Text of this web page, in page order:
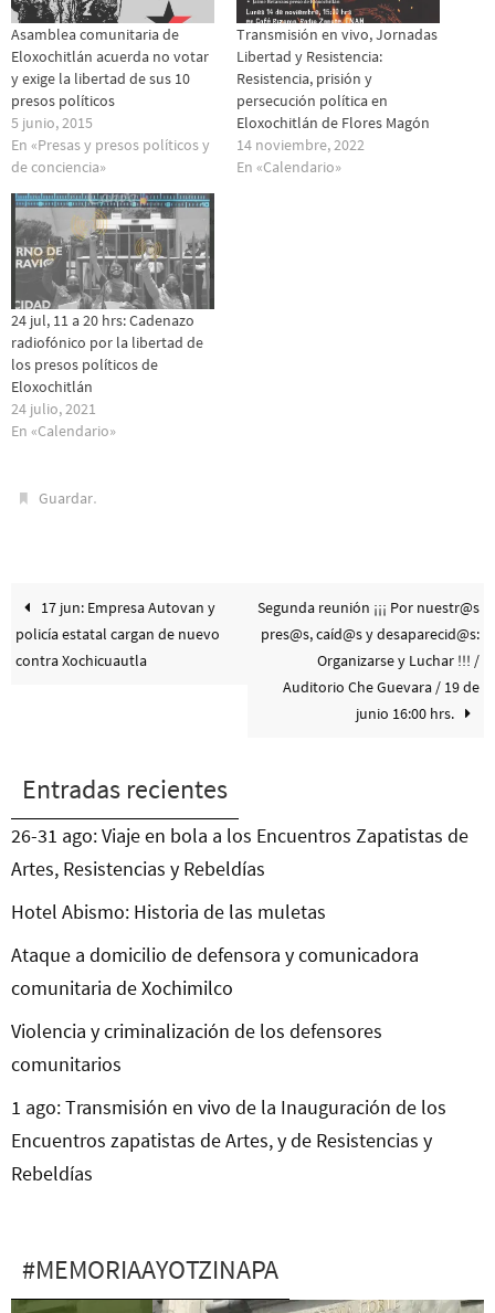
Asamblea comunitaria de
Eloxochitlán acuerda no votar
y exige la libertad de sus 10
presos políticos
5 junio, 2015
En «Presas y presos polí­ticos y
de conciencia»
Transmisión en vivo, Jornadas
Libertad y Resistencia:
Resistencia, prisión y
persecución política en
Eloxochitlán de Flores Magón
14 noviembre, 2022
En «Calendario»
24 jul, 11 a 20 hrs: Cadenazo
radiofónico por la libertad de
los presos políticos de
Eloxochitlán
24 julio, 2021
En «Calendario»
Guardar.
17 jun: Empresa Autovan y
policía estatal cargan de nuevo
contra Xochicuautla
Segunda reunión ¡¡¡ Por nuestr@s
pres@s, caíd@s y desaparecid@s:
Organizarse y Luchar !!! /
Auditorio Che Guevara / 19 de
junio 16:00 hrs.
Entradas recientes
26-31 ago: Viaje en bola a los Encuentros Zapatistas de
Artes, Resistencias y Rebeldías
Hotel Abismo: Historia de las muletas
Ataque a domicilio de defensora y comunicadora
comunitaria de Xochimilco
Violencia y criminalización de los defensores
comunitarios
1 ago: Transmisión en vivo de la Inauguración de los
Encuentros zapatistas de Artes, y de Resistencias y
Rebeldías
#MEMORIAAYOTZINAPA